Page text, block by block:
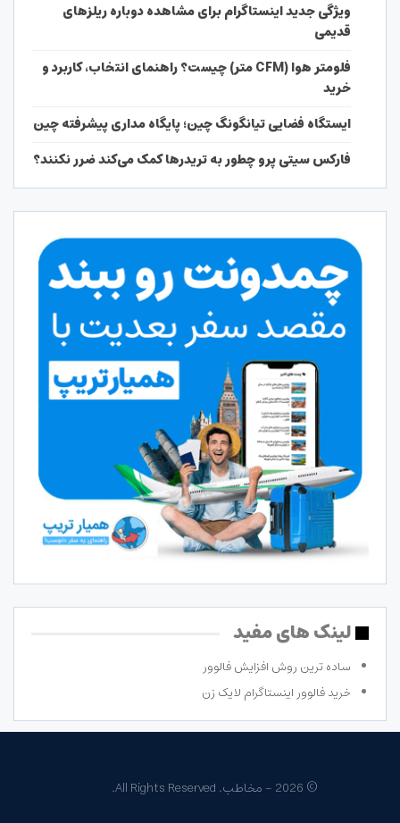
ویژگی جدید اینستاگرام برای مشاهده دوباره ریلزهای
قدیمی
فلومتر هوا (CFM متر) چیست؟ راهنمای انتخاب، کاربرد و
خرید
ایستگاه فضایی تیانگونگ چین؛ پایگاه مداری پیشرفته چین
فارکس سیتی پرو چطور به تریدرها کمک می‌کند ضرر نکنند؟
لینک های مفید
ساده ترین روش افزایش فالوور
خرید فالوور اینستاگرام لایک زن
© 2026 - مخاطب. All Rights Reserved.